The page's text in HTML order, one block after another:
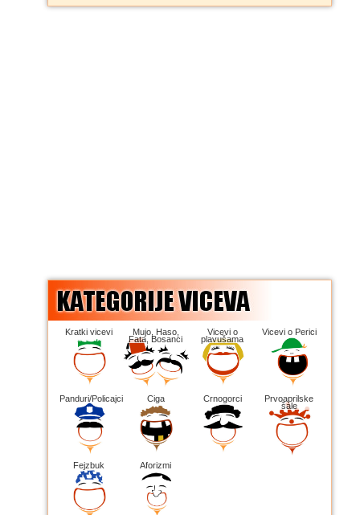
Kratki vicevi Mujo, Haso,
Fata, Bosanci
Vicevi o
plavušama
Vicevi o Perici
Panduri/Policajci Ciga Crnogorci Prvoaprilske
šale
Fejzbuk Aforizmi